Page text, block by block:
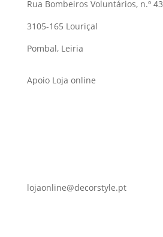
Rua Bombeiros Voluntários, n.º 43
3105-165 Louriçal
Pombal, Leiria
Apoio Loja online
lojaonline@decorstyle.pt